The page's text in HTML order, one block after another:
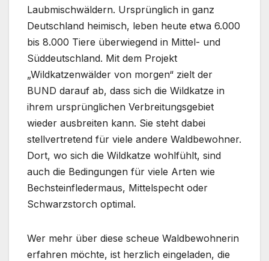
Laubmischwäldern. Ursprünglich in ganz
Deutschland heimisch, leben heute etwa 6.000
bis 8.000 Tiere überwiegend in Mittel- und
Süddeutschland. Mit dem Projekt
„Wildkatzenwälder von morgen“ zielt der
BUND darauf ab, dass sich die Wildkatze in
ihrem ursprünglichen Verbreitungsgebiet
wieder ausbreiten kann. Sie steht dabei
stellvertretend für viele andere Waldbewohner.
Dort, wo sich die Wildkatze wohlfühlt, sind
auch die Bedingungen für viele Arten wie
Bechsteinfledermaus, Mittelspecht oder
Schwarzstorch optimal.
Wer mehr über diese scheue Waldbewohnerin
erfahren möchte, ist herzlich eingeladen, die